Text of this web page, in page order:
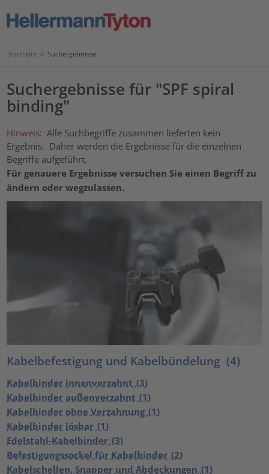
Startseite > Suchergebnisse
Suchergebnisse für "SPF spiral
binding"
Hinweis: Alle Suchbegriffe zusammen lieferten kein
Ergebnis. Daher werden die Ergebnisse für die einzelnen
Begriffe aufgeführt.
Für genauere Ergebnisse versuchen Sie einen Begriff zu
ändern oder wegzulassen.
Kabelbefestigung und Kabelbündelung (4)
Kabelbinder innenverzahnt(3)
Kabelbinder außenverzahnt(1)
Kabelbinder ohne Verzahnung(1)
Kabelbinder lösbar(1)
Edelstahl-Kabelbinder(3)
Befestigungssockel für Kabelbinder(2)
Kabelschellen, Snapper und Abdeckungen(1)